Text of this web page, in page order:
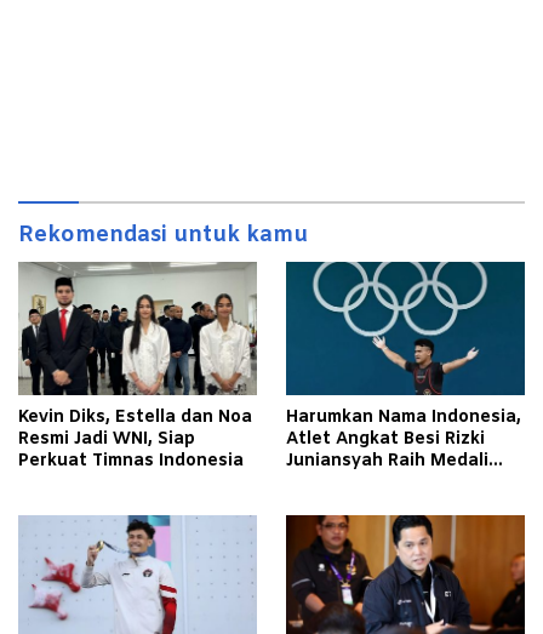
Rekomendasi untuk kamu
Kevin Diks, Estella dan Noa
Resmi Jadi WNI, Siap
Perkuat Timnas Indonesia
Harumkan Nama Indonesia,
Atlet Angkat Besi Rizki
Juniansyah Raih Medali